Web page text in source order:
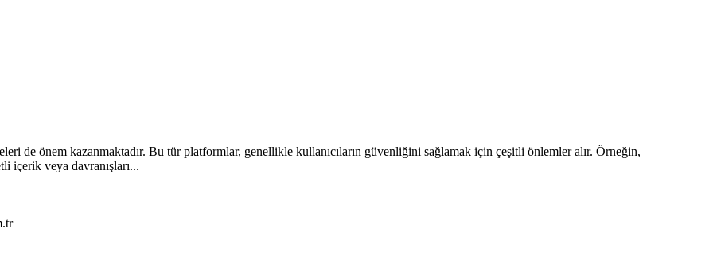
de önem kazanmaktadır. Bu tür platformlar, genellikle kullanıcıların güvenliğini sağlamak için çeşitli önlemler alır. Örneğin,
içerik veya davranışları...